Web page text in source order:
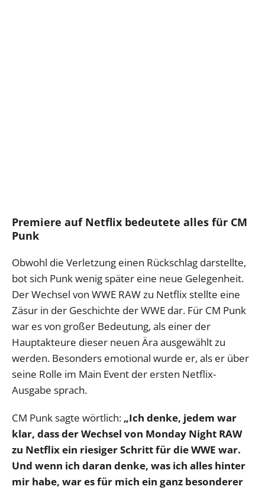
Premiere auf Netflix bedeutete alles für CM
Punk
Obwohl die Verletzung einen Rückschlag darstellte,
bot sich Punk wenig später eine neue Gelegenheit.
Der Wechsel von WWE RAW zu Netflix stellte eine
Zäsur in der Geschichte der WWE dar. Für CM Punk
war es von großer Bedeutung, als einer der
Hauptakteure dieser neuen Ära ausgewählt zu
werden. Besonders emotional wurde er, als er über
seine Rolle im Main Event der ersten Netflix-
Ausgabe sprach.
CM Punk sagte wörtlich: „Ich denke, jedem war
klar, dass der Wechsel von Monday Night RAW
zu Netflix ein riesiger Schritt für die WWE war.
Und wenn ich daran denke, was ich alles hinter
mir habe, war es für mich ein ganz besonderer